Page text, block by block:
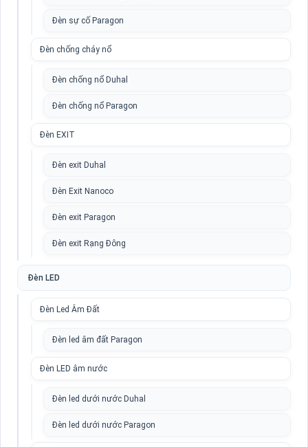
Đèn sự cố Paragon
Đèn chống cháy nổ
Đèn chống nổ Duhal
Đèn chống nổ Paragon
Đèn EXIT
Đèn exit Duhal
Đèn Exit Nanoco
Đèn exit Paragon
Đèn exit Rạng Đông
Đèn LED
Đèn Led Âm Đất
Đèn led âm đất Paragon
Đèn LED âm nước
Đèn led dưới nước Duhal
Đèn led dưới nước Paragon